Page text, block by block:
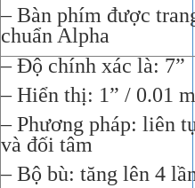
– Bàn phím được
chuẩn Alpha
– Độ chính xác là: 7”
– Hiển thị: 1” / 0.01
– Phương pháp: liên
và đối tâm
– Bộ bù: tăng lên 4